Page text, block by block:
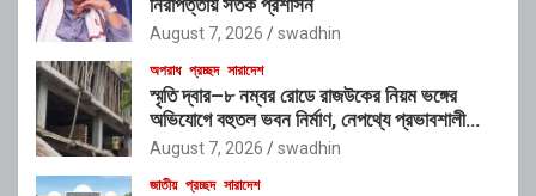
August 7, 2026 swadhin
অপরাধ প্রচ্ছদ সারাদেশ
স্মৃতি দ্বার–৮ নম্বর রোডে রাজউকের নিয়ম ভঙ্গের
অভিযোগে বহুতল ভবন নির্মাণ, নেপথ্যে প্রভাবশালী
চক্রের যোগসাজশের প্রশ্ন
August 7, 2026 swadhin
জাতীয় প্রচ্ছদ সারাদেশ